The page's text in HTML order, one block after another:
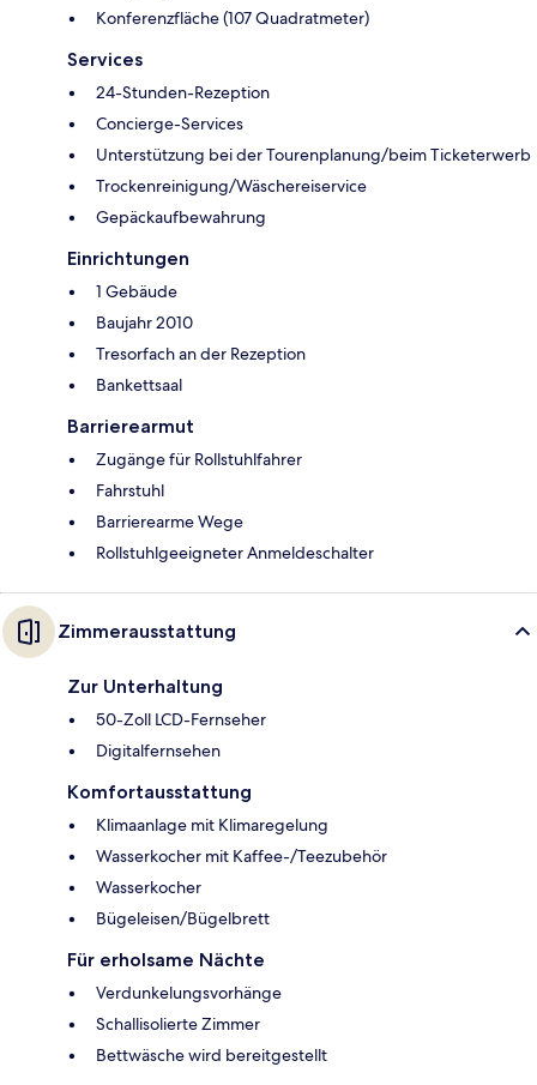
Konferenzfläche (107 Quadratmeter)
Services
24-Stunden-Rezeption
Concierge-Services
Unterstützung bei der Tourenplanung/beim Ticketerwerb
Trockenreinigung/Wäschereiservice
Gepäckaufbewahrung
Einrichtungen
1 Gebäude
Baujahr 2010
Tresorfach an der Rezeption
Bankettsaal
Barrierearmut
Zugänge für Rollstuhlfahrer
Fahrstuhl
Barrierearme Wege
Rollstuhlgeeigneter Anmeldeschalter
Zimmerausstattung
Zur Unterhaltung
50-Zoll LCD-Fernseher
Digitalfernsehen
Komfortausstattung
Klimaanlage mit Klimaregelung
Wasserkocher mit Kaffee-/Teezubehör
Wasserkocher
Bügeleisen/Bügelbrett
Für erholsame Nächte
Verdunkelungsvorhänge
Schallisolierte Zimmer
Bettwäsche wird bereitgestellt